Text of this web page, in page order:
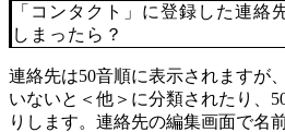
「コンタクト」に登録した連絡
しまったら？
連絡先は50音順に表示されますが
いないと＜他＞に分類されたり、
りします。連絡先の編集画面で名